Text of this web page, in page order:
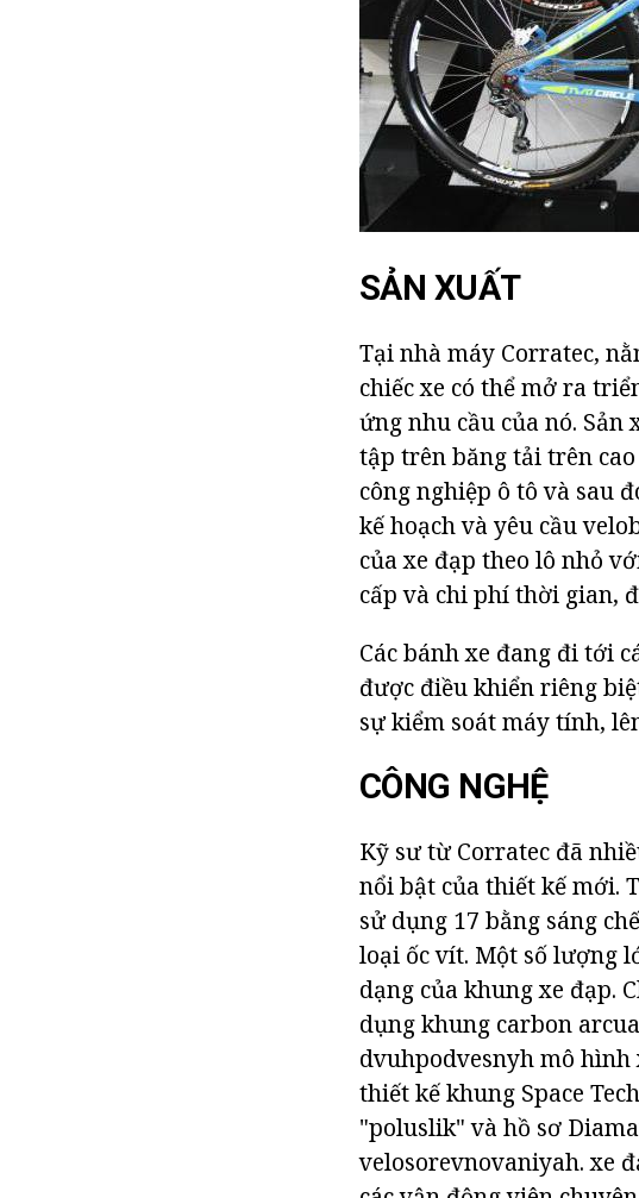
SẢN XUẤT
Tại nhà máy Corratec,
chiếc xe có thể mở ra
ứng nhu cầu của nó.
tập trên băng tải trên
công nghiệp ô tô và sau
kế hoạch và yêu cầu
của xe đạp theo lô nhỏ
cấp và chi phí thời gian,
Các bánh xe đang đi tới
được điều khiển riêng
sự kiểm soát máy tính,
CÔNG NGHỆ
Kỹ sư từ Corratec đã
nổi bật của thiết kế mới.
sử dụng 17 bằng sáng
loại ốc vít. Một số lượng
dạng của khung xe đạp.
dụng khung carbon
dvuhpodvesnyh mô hình
thiết kế khung Space
"poluslik" và hồ sơ
velosorevnovaniyah. xe